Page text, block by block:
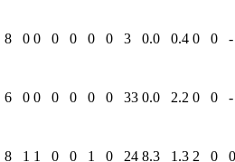
8 0 0 0 0 0 0 3 0.0 0.4 0 0
-
6 0 0 0 0 0 0 33 0.0 2.2 0 0
-
8 1 1 0 0 1 0 24 8.3 1.3 2 0